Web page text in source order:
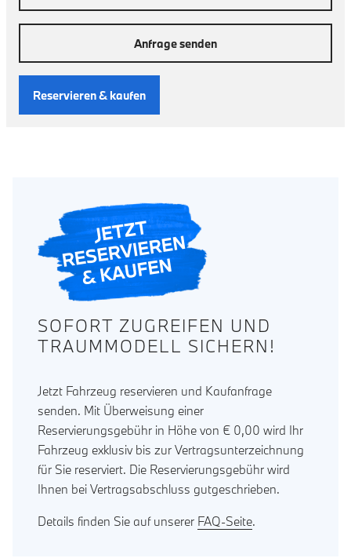
Anfrage senden
Reservieren & kaufen
SOFORT ZUGREIFEN UND
TRAUMMODELL SICHERN!
Jetzt Fahrzeug reservieren und Kaufanfrage
senden. Mit Überweisung einer
Reservierungsgebühr in Höhe von € 0,00 wird Ihr
Fahrzeug exklusiv bis zur Vertragsunterzeichnung
für Sie reserviert. Die Reservierungsgebühr wird
Ihnen bei Vertragsabschluss gutgeschrieben.
Details finden Sie auf unserer FAQ-Seite.